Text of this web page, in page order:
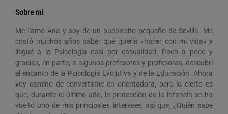
Sobre mí
Me llamo Ana y soy de un pueblecito pequeño de Sevilla. Me
costó muchos años saber qué quería «hacer con mi vida» y
llegué a la Psicología casi por casualidad. Poco a poco y
gracias, en parte, a algunos profesores y profesoras, descubrí
el encanto de la Psicología Evolutiva y de la Educación. Ahora
voy camino de convertirme en orientadora, pero lo cierto es
que, durante el último año, la protección de la infancia se ha
vuelto uno de mis principales intereses, así que, ¿Quién sabe